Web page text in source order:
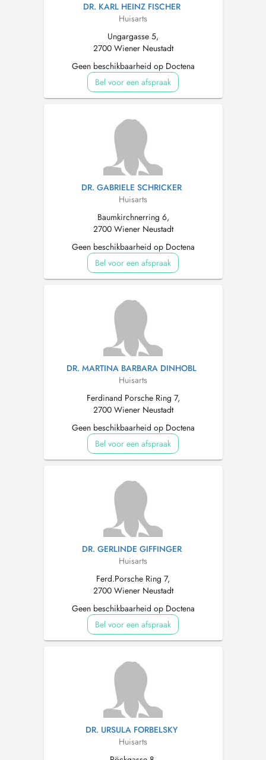
DR. KARL HEINZ FISCHER
Huisarts
Ungargasse 5,
2700 Wiener Neustadt
Geen beschikbaarheid op Doctena
Bel voor een afspraak
DR. GABRIELE SCHRICKER
Huisarts
Baumkirchnerring 6,
2700 Wiener Neustadt
Geen beschikbaarheid op Doctena
Bel voor een afspraak
DR. MARTINA BARBARA DINHOBL
Huisarts
Ferdinand Porsche Ring 7,
2700 Wiener Neustadt
Geen beschikbaarheid op Doctena
Bel voor een afspraak
DR. GERLINDE GIFFINGER
Huisarts
Ferd.Porsche Ring 7,
2700 Wiener Neustadt
Geen beschikbaarheid op Doctena
Bel voor een afspraak
DR. URSULA FORBELSKY
Huisarts